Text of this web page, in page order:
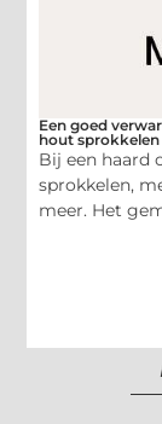
Een goed
hout sprokkelen
Bij een haard
sprokkelen,
meer. Het